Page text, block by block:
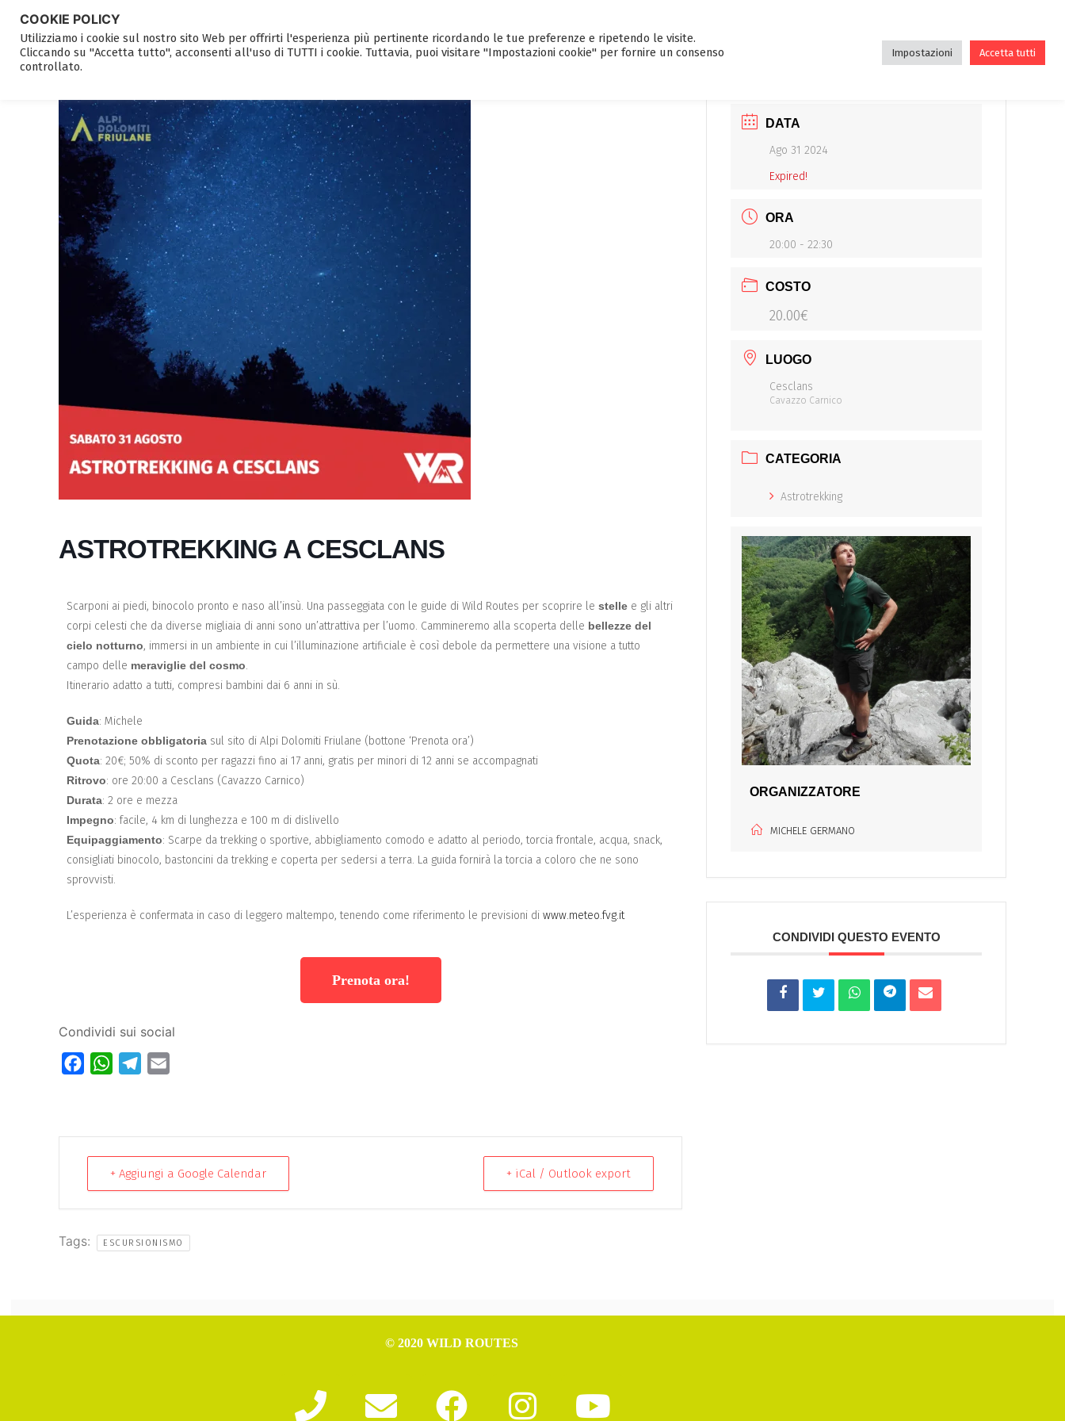
HOME CALENDARIO EVENTI GUIDE ASSOCIAZIONE BLOG
ASTROTREKKING A CESCLANS
Scarponi ai piedi, binocolo pronto e naso all’insù. Una passeggiata con le guide di Wild Routes per scoprire le stelle e gli altri
corpi celesti che da diverse migliaia di anni sono un’attrattiva per l’uomo. Cammineremo alla scoperta delle bellezze del
cielo notturno, immersi in un ambiente in cui l’illuminazione artificiale è così debole da permettere una visione a tutto
campo delle meraviglie del cosmo.
Itinerario adatto a tutti, compresi bambini dai 6 anni in sù.
Guida: Michele
Prenotazione obbligatoria sul sito di Alpi Dolomiti Friulane (bottone ‘Prenota ora’)
Quota: 20€; 50% di sconto per ragazzi fino ai 17 anni, gratis per minori di 12 anni se accompagnati
Ritrovo: ore 20:00 a Cesclans (Cavazzo Carnico)
Durata: 2 ore e mezza
Impegno: facile, 4 km di lunghezza e 100 m di dislivello
Equipaggiamento: Scarpe da trekking o sportive, abbigliamento comodo e adatto al periodo, torcia frontale, acqua, snack,
consigliati binocolo, bastoncini da trekking e coperta per sedersi a terra. La guida fornirà la torcia a coloro che ne sono
sprovvisti.
L’esperienza è confermata in caso di leggero maltempo, tenendo come riferimento le previsioni di www.meteo.fvg.it
Prenota ora!
Condividi sui social
FacebookWhatsAppTelegram
+ Aggiungi a Google Calendar + iCal / Outlook export
Tags: ESCURSIONISMO
DATA
Ago 31 2024
Expired!
ORA
20:00 - 22:30
COSTO
20.00€
LUOGO
Cesclans
Cavazzo Carnico
CATEGORIA
Astrotrekking
ORGANIZZATORE
MICHELE GERMANO
CONDIVIDI QUESTO EVENTO
© 2020 WILD ROUTES
COOKIE POLICY
Utilizziamo i cookie sul nostro sito Web per offrirti l'esperienza più pertinente ricordando le tue preferenze e ripetendo le visite.
Cliccando su "Accetta tutto", acconsenti all'uso di TUTTI i cookie. Tuttavia, puoi visitare "Impostazioni cookie" per fornire un consenso
controllato.
Impostazioni Accetta tutti